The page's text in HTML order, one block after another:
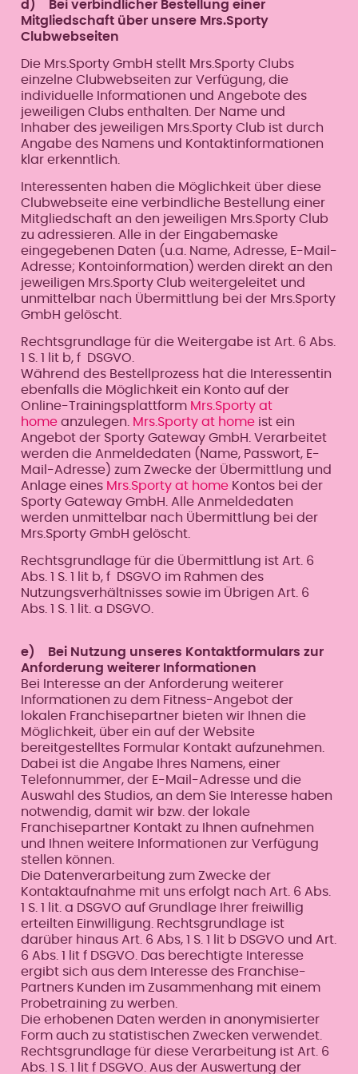
d) Bei verbindlicher Bestellung einer
Mitgliedschaft über unsere Mrs.Sporty
Clubwebseiten
Die Mrs.Sporty GmbH stellt Mrs.Sporty Clubs
einzelne Clubwebseiten zur Verfügung, die
individuelle Informationen und Angebote des
jeweiligen Clubs enthalten. Der Name und
Inhaber des jeweiligen Mrs.Sporty Club ist durch
Angabe des Namens und Kontaktinformationen
klar erkenntlich.
Interessenten haben die Möglichkeit über diese
Clubwebseite eine verbindliche Bestellung einer
Mitgliedschaft an den jeweiligen Mrs.Sporty Club
zu adressieren. Alle in der Eingabemaske
eingegebenen Daten (u.a. Name, Adresse, E-Mail-
Adresse; Kontoinformation) werden direkt an den
jeweiligen Mrs.Sporty Club weitergeleitet und
unmittelbar nach Übermittlung bei der Mrs.Sporty
GmbH gelöscht.
Rechtsgrundlage für die Weitergabe ist Art. 6 Abs.
1 S. 1 lit b, f DSGVO.
Während des Bestellprozess hat die Interessentin
ebenfalls die Möglichkeit ein Konto auf der
Online-Trainingsplattform Mrs.Sporty at
homeanzulegen. Mrs.Sporty at homeist ein
Angebot der Sporty Gateway GmbH. Verarbeitet
werden die Anmeldedaten (Name, Passwort, E-
Mail-Adresse) zum Zwecke der Übermittlung und
Anlage eines Mrs.Sporty at homeKontos bei der
Sporty Gateway GmbH. Alle Anmeldedaten
werden unmittelbar nach Übermittlung bei der
Mrs.Sporty GmbH gelöscht.
Rechtsgrundlage für die Übermittlung ist Art. 6
Abs. 1 S. 1 lit b, f DSGVO im Rahmen des
Nutzungsverhältnisses sowie im Übrigen Art. 6
Abs. 1 S. 1 lit. a DSGVO.
e) Bei Nutzung unseres Kontaktformulars zur
Anforderung weiterer Informationen
Bei Interesse an der Anforderung weiterer
Informationen zu dem Fitness-Angebot der
lokalen Franchisepartner bieten wir Ihnen die
Möglichkeit, über ein auf der Website
bereitgestelltes Formular Kontakt aufzunehmen.
Dabei ist die Angabe Ihres Namens, einer
Telefonnummer, der E-Mail-Adresse und die
Auswahl des Studios, an dem Sie Interesse haben
notwendig, damit wir bzw. der lokale
Franchisepartner Kontakt zu Ihnen aufnehmen
und Ihnen weitere Informationen zur Verfügung
stellen können.
Die Datenverarbeitung zum Zwecke der
Kontaktaufnahme mit uns erfolgt nach Art. 6 Abs.
1 S. 1 lit. a DSGVO auf Grundlage Ihrer freiwillig
erteilten Einwilligung. Rechtsgrundlage ist
darüber hinaus Art. 6 Abs, 1 S. 1 lit b DSGVO und Art.
6 Abs. 1 lit f DSGVO. Das berechtigte Interesse
ergibt sich aus dem Interesse des Franchise-
Partners Kunden im Zusammenhang mit einem
Probetraining zu werben.
Die erhobenen Daten werden in anonymisierter
Form auch zu statistischen Zwecken verwendet.
Rechtsgrundlage für diese Verarbeitung ist Art. 6
Abs. 1 S. 1 lit f DSGVO. Aus der Auswertung der